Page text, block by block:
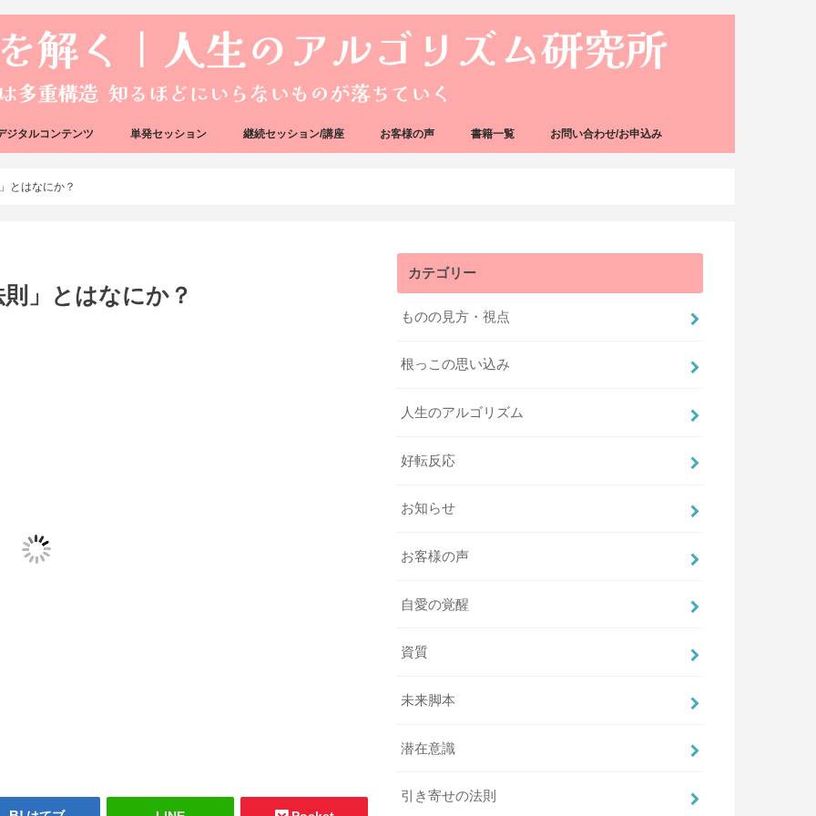
ジタルコンテンツ 単発セッション 継続セッション/講座 お客様の声 書籍一覧 お問い合わせ/お申込み
とはなにか？
」とはなにか？
カテゴリー
ものの見方・視点
根っこの思い込み
人生のアルゴリズム
好転反応
お知らせ
お客様の声
自愛の覚醒
資質
未来脚本
潜在意識
引き寄せの法則